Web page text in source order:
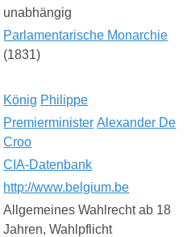
unabhängig
Parlamentarische Monarchie
(1831)
König Philippe
Premierminister Alexander De
Croo
CIA-Datenbank
http://www.belgium.be
Allgemeines Wahlrecht ab 18
Jahren, Wahlpflicht